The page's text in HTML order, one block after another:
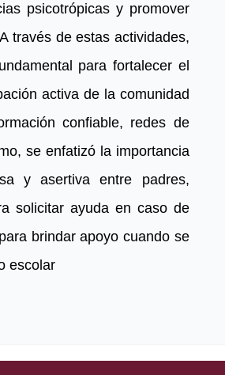
psicotrópicas y promover
través de estas actividades,
para fortalecer el
activa de la comunidad
confiable, redes de
se enfatizó la importancia
y asertiva entre padres,
solicitar ayuda en caso de
brindar apoyo cuando se
escolar